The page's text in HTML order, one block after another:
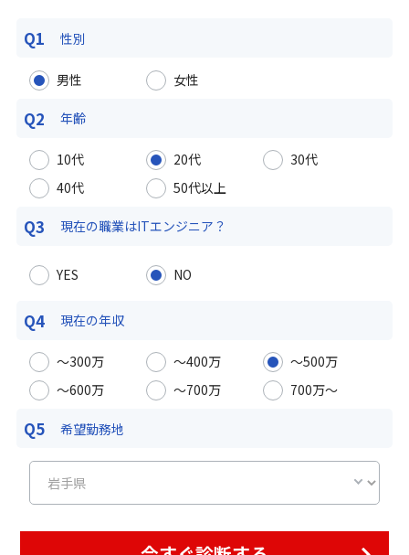
Q1 性別
男性 女性
Q2 年齢
10代 20代
30代
40代
50代以上
Q3 現在の職業はITエンジニア？
YES NO
Q4 現在の年収
〜300万 〜400万
〜500万
〜600万
〜700万 700万〜
Q5 希望勤務地